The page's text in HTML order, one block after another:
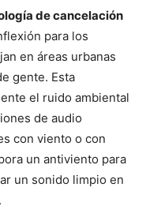
de cancelación
para los
en áreas urbanas
gente. Esta
el ruido ambiental
de audio
con viento o con
un antiviento para
un sonido limpio en